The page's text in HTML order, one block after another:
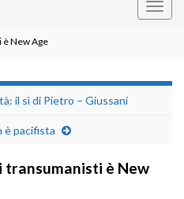
New Age
il sì di Pietro – Giussani
è pacifista
transumanisti è New